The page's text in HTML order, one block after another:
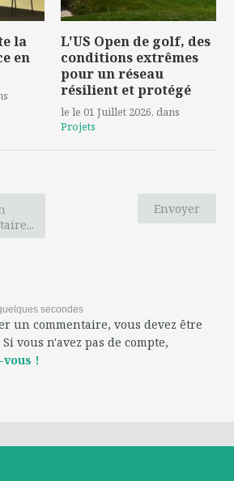
la
en
L'US Open de golf, des
conditions extrêmes
pour un réseau
résilient et protégé
le le 01 Juillet 2026, dans
Projets
Envoyer
secondes
un commentaire, vous devez être
Si vous n'avez pas de compte,
!